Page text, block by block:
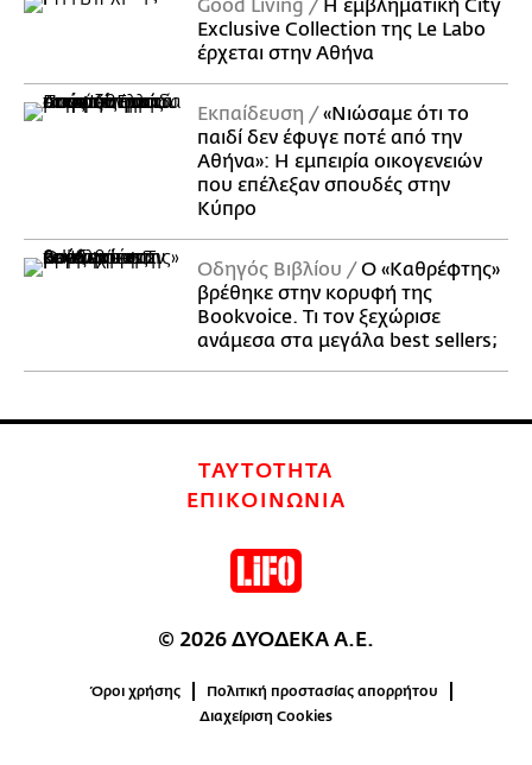
Good Living
Η εμβληματική City
Exclusive Collection της Le Labo
έρχεται στην Αθήνα
Εκπαίδευση
«Νιώσαμε ότι το
παιδί δεν έφυγε ποτέ από την
Αθήνα»: Η εμπειρία οικογενειών
που επέλεξαν σπουδές στην
Κύπρο
Οδηγός Βιβλίου
Ο «Καθρέφτης»
βρέθηκε στην κορυφή της
Bookvoice. Τι τον ξεχώρισε
ανάμεσα στα μεγάλα best sellers;
ΤΑΥΤΟΤΗΤΑ
ΕΠΙΚΟΙΝΩΝΙΑ
© 2026 ΔΥΟΔΕΚΑ Α.Ε.
Όροι χρήσης
Πολιτική προστασίας απορρήτου
Διαχείριση Cookies